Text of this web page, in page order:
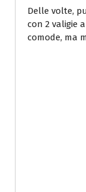
Delle volte,
con 2 valigie
comode, ma